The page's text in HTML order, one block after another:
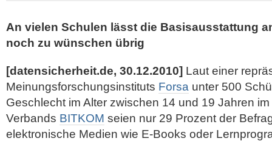
An vielen Schulen lässt die Basisausstattung
noch zu wünschen übrig
[datensicherheit.de, 30.12.2010] Laut einer
Meinungsforschungsinstituts Forsa unter 500
Geschlecht im Alter zwischen 14 und 19 Jahren
Verbands BITKOM seien nur 29 Prozent der
elektronische Medien wie E-Books oder